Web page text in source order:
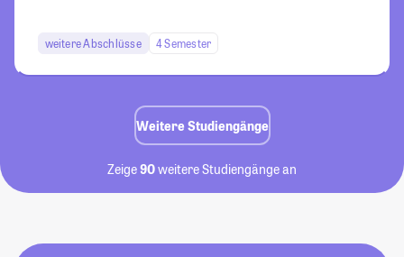
weitere Abschlüsse 4 Semester
Weitere Studiengänge
Zeige90weitere Studiengänge an